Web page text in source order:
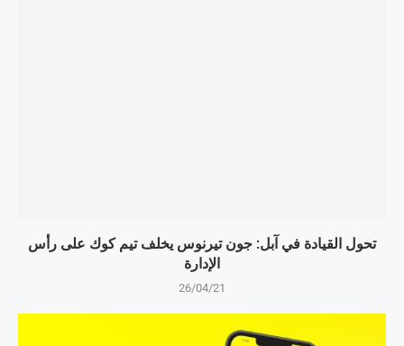
تحول القيادة في آبل: جون تيرنوس يخلف تيم كوك على رأس
الإدارة
26/04/21